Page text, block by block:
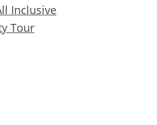
Inclusive
Tour